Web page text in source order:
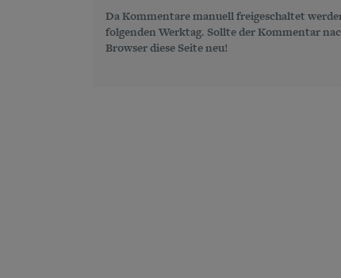
Da Kommentare manuell freigeschaltet
folgenden Werktag. Sollte der Kommentar
Browser diese Seite neu!